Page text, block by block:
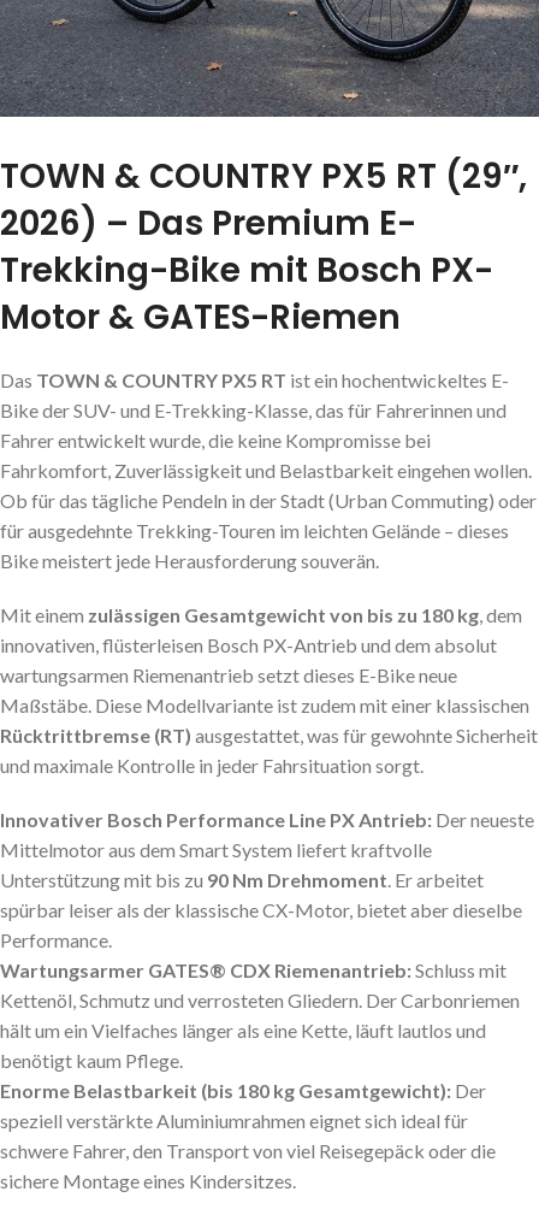
TOWN & COUNTRY PX5 RT (29″,
2026) – Das Premium E-
Trekking-Bike mit Bosch PX-
Motor & GATES-Riemen
Das TOWN & COUNTRY PX5 RT ist ein hochentwickeltes E-
Bike der SUV- und E-Trekking-Klasse, das für Fahrerinnen und
Fahrer entwickelt wurde, die keine Kompromisse bei
Fahrkomfort, Zuverlässigkeit und Belastbarkeit eingehen wollen.
Ob für das tägliche Pendeln in der Stadt (Urban Commuting) oder
für ausgedehnte Trekking-Touren im leichten Gelände – dieses
Bike meistert jede Herausforderung souverän.
Mit einem zulässigen Gesamtgewicht von bis zu 180 kg, dem
innovativen, flüsterleisen Bosch PX-Antrieb und dem absolut
wartungsarmen Riemenantrieb setzt dieses E-Bike neue
Maßstäbe. Diese Modellvariante ist zudem mit einer klassischen
Rücktrittbremse (RT) ausgestattet, was für gewohnte Sicherheit
und maximale Kontrolle in jeder Fahrsituation sorgt.
Innovativer Bosch Performance Line PX Antrieb: Der neueste
Mittelmotor aus dem Smart System liefert kraftvolle
Unterstützung mit bis zu 90 Nm Drehmoment. Er arbeitet
spürbar leiser als der klassische CX-Motor, bietet aber dieselbe
Performance.
Wartungsarmer GATES® CDX Riemenantrieb:Schluss mit
Kettenöl, Schmutz und verrosteten Gliedern. Der Carbonriemen
hält um ein Vielfaches länger als eine Kette, läuft lautlos und
benötigt kaum Pflege.
Enorme Belastbarkeit (bis 180 kg Gesamtgewicht): Der
speziell verstärkte Aluminiumrahmen eignet sich ideal für
schwere Fahrer, den Transport von viel Reisegepäck oder die
sichere Montage eines Kindersitzes.